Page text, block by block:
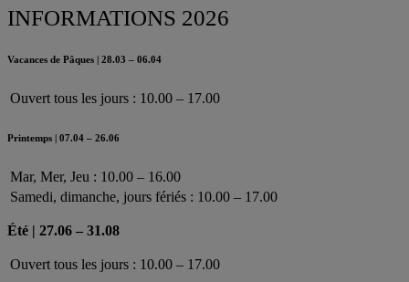
INFORMATIONS 2026
Vacances de Pâques | 28.03 – 06.04
Ouvert tous les jours : 10.00 – 17.00
Printemps | 07.04 – 26.06
Mar, Mer, Jeu : 10.00 – 16.00
Samedi, dimanche, jours fériés : 10.00 – 17.00
Été | 27.06 – 31.08
Ouvert tous les jours : 10.00 – 17.00